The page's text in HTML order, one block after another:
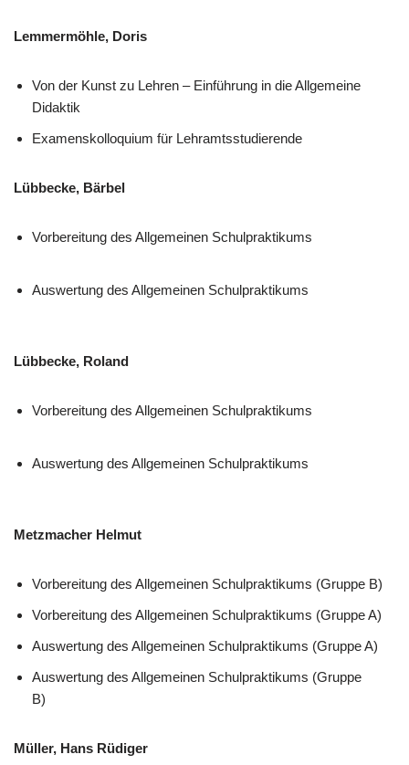
Lemmermöhle, Doris
Von der Kunst zu Lehren – Einführung in die Allgemeine
Didaktik
Examenskolloquium für Lehramtsstudierende
Lübbecke, Bärbel
Vorbereitung des Allgemeinen Schulpraktikums
Auswertung des Allgemeinen Schulpraktikums
Lübbecke, Roland
Vorbereitung des Allgemeinen Schulpraktikums
Auswertung des Allgemeinen Schulpraktikums
Metzmacher Helmut
Vorbereitung des Allgemeinen Schulpraktikums (Gruppe B)
Vorbereitung des Allgemeinen Schulpraktikums (Gruppe A)
Auswertung des Allgemeinen Schulpraktikums (Gruppe A)
Auswertung des Allgemeinen Schulpraktikums (Gruppe
B)
Müller, Hans Rüdiger